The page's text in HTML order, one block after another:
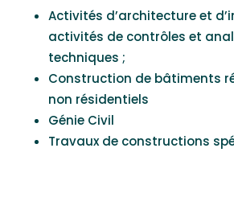
Activités d’architecture et
activités de contrôles et
techniques ;
Construction de bâtiments
non résidentiels
Génie Civil
Travaux de constructions